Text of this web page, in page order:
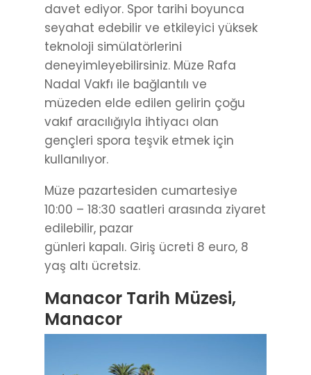
davet ediyor. Spor tarihi boyunca
seyahat edebilir ve etkileyici yüksek
teknoloji simülatörlerini
deneyimleyebilirsiniz. Müze Rafa
Nadal Vakfı ile bağlantılı ve
müzeden elde edilen gelirin çoğu
vakıf aracılığıyla ihtiyacı olan
gençleri spora teşvik etmek için
kullanılıyor.
Müze pazartesiden cumartesiye
10:00 – 18:30 saatleri arasında ziyaret
edilebilir, pazar
günleri kapalı. Giriş ücreti 8 euro, 8
yaş altı ücretsiz.
Manacor Tarih Müzesi,
Manacor